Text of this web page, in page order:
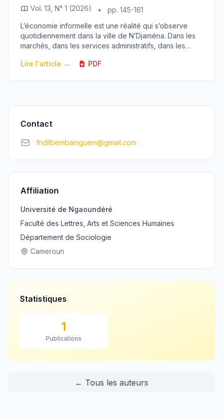
Vol. 13, N° 1 (2026) •
pp. 145-161
L’économie informelle est une réalité qui s’observe
quotidiennement dans la ville de N’Djaména. Dans les
marchés, dans les services administratifs, dans les
Lire l'article →
PDF
Contact
fndilbembainguem@gmail.com
Affiliation
Université de Ngaoundéré
Faculté des Lettres, Arts et Sciences Humaines
Département de Sociologie
Cameroun
Statistiques
1
Publications
← Tous les auteurs